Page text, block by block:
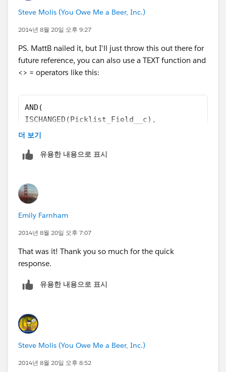
Steve Molis (You Owe Me a Beer, Inc.)
2014년 8월 20일 오후 9:27
PS. MattB nailed it, but I'll just throw this out there for
future reference, you can also use a TEXT function and
<> = operators like this:
AND(
ISCHANGED(Picklist_Field__c),
TEXT(PRIORVALUE(Picklist_Field__c)) <> "X")
더 보기
유용한 내용으로 표시
Emily Farnham
2014년 8월 20일 오후 7:07
That was it! Thank you so much for the quick
response.
유용한 내용으로 표시
Steve Molis (You Owe Me a Beer, Inc.)
2014년 8월 20일 오후 8:52